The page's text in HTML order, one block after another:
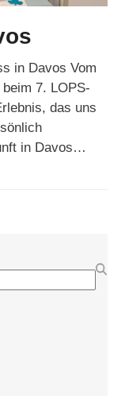
in Davos Vom
7. LOPS-
das uns
in Davos…